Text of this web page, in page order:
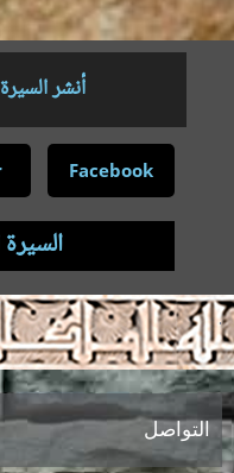
أنشر
Facebook
.
التواصل